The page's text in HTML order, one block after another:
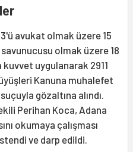
avukat olmak üzere 15
olmak üzere 18
uygulanarak 2911
Kanuna muhalefet
gözaltına alındı.
Perihan Koca, Adana
okumaya çalışması
ve darp edildi.